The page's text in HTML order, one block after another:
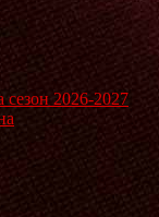
2026-2027